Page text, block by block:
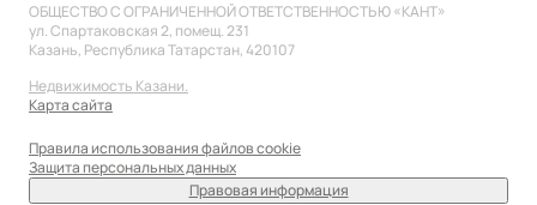
ОБЩЕСТВО С ОГРАНИЧЕННОЙ ОТВЕТСТВЕННОСТЬЮ «КАНТ»
ул. Спартаковская 2, помещ. 231
Казань, Республика Татарстан, 420107
Недвижимость Казани.
Карта сайта
Правила использования файлов cookie
Защита персональных данных
Правовая информация